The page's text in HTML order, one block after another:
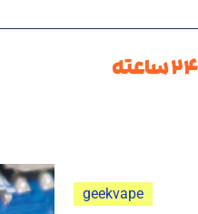
geekvape